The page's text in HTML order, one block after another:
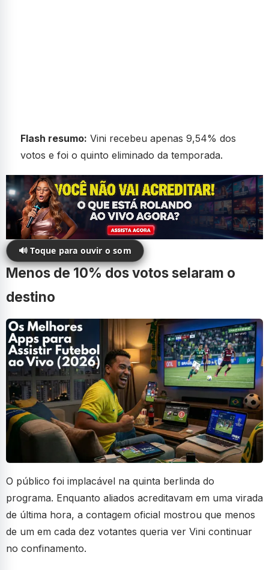
Flash resumo: Vini recebeu apenas 9,54% dos
votos e foi o quinto eliminado da temporada.
🔊 Toque para ouvir o som
Menos de 10% dos votos selaram o
destino
O público foi implacável na quinta berlinda do
programa. Enquanto aliados acreditavam em uma virada
de última hora, a contagem oficial mostrou que menos
de um em cada dez votantes queria ver Vini continuar
no confinamento.